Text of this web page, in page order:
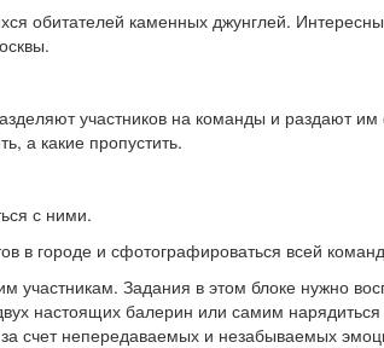
обитателей каменных джунглей.
участников на команды и раздают
а какие пропустить.
с ними.
в городе и сфотографироваться всей
Задания в этом блоке нужно
настоящих балерин или самим
счет непередаваемых и незабываемых